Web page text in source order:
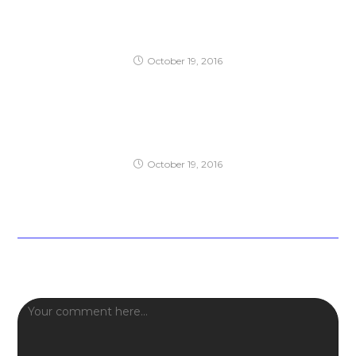
October 19, 2016
October 19, 2016
Comment